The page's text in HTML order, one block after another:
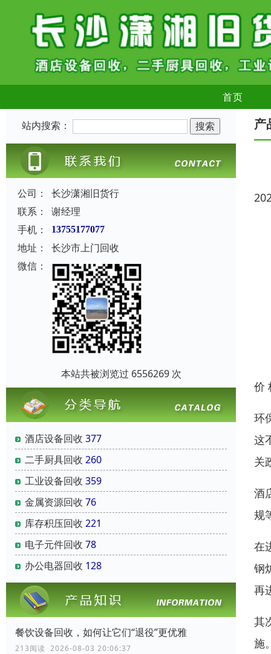
首页
站内搜索：
公司：
长沙潇湘旧货行
联系：
谢经理
手机：
13755177077
地址：
长沙市上门回收
微信：
本站共被浏览过 6556269 次
酒店设备回收 377
二手厨具回收 260
工业设备回收 359
金属资源回收 76
库存积压回收 221
电子元件回收 78
办公电器回收 128
餐饮设备回收，如何让它们“退役”更优雅
213阅读 2026-08-03 20:06:37
产
价
环
这
关
酒
规
在
钢
再
其
施